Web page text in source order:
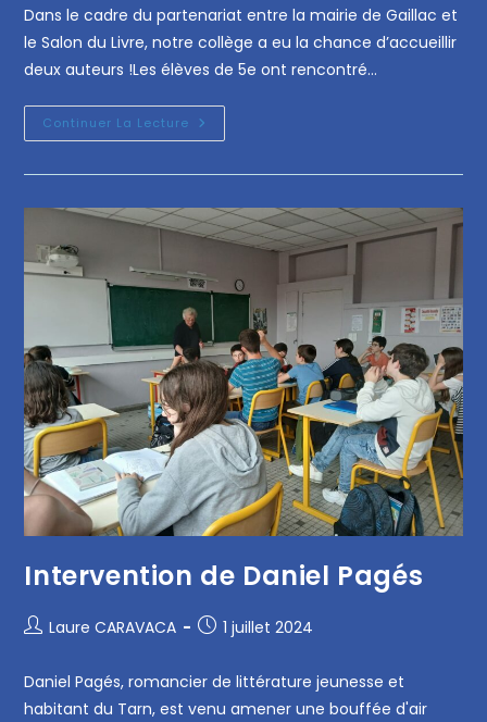
Dans le cadre du partenariat entre la mairie de Gaillac et
le Salon du Livre, notre collège a eu la chance d’accueillir
deux auteurs !Les élèves de 5e ont rencontré…
Continuer La Lecture
Intervention de Daniel Pagés
Laure CARAVACA 1 juillet 2024
Daniel Pagés, romancier de littérature jeunesse et
habitant du Tarn, est venu amener une bouffée d'air